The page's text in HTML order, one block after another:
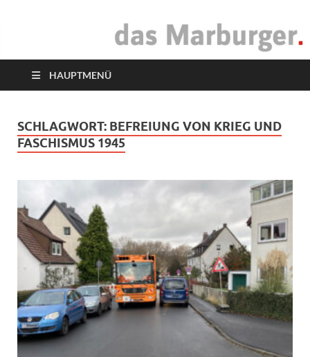
das Marburger.
HAUPTMENÜ
SCHLAGWORT: BEFREIUNG VON KRIEG UND
FASCHISMUS 1945